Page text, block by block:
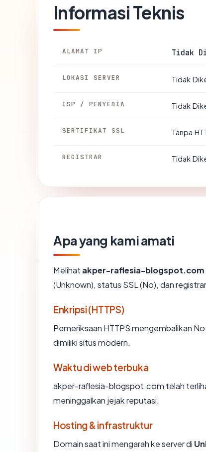
Informasi Teknis
ALAMAT IP Tidak
LOKASI SERVER Tidak
ISP / PENYEDIA Tidak
SERTIFIKAT SSL Tanpa
REGISTRAR Tidak
Apa yang kami amati
Melihat akper-raflesia-blogspot.com
(Unknown), status SSL (No), dan
Enkripsi (HTTPS)
Pemeriksaan HTTPS mengembalikan
dimiliki situs modern.
Waktu di web terbuka
akper-raflesia-blogspot.com telah
meninggalkan jejak reputasi.
Hosting & infrastruktur
Domain saat ini mengarah ke server di